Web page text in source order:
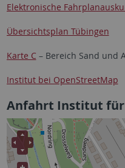
Elektronische
Übersichtsplan Tübingen
Karte C – Bereich Sand und
Institut bei OpenStreetMap
Anfahrt Institut für